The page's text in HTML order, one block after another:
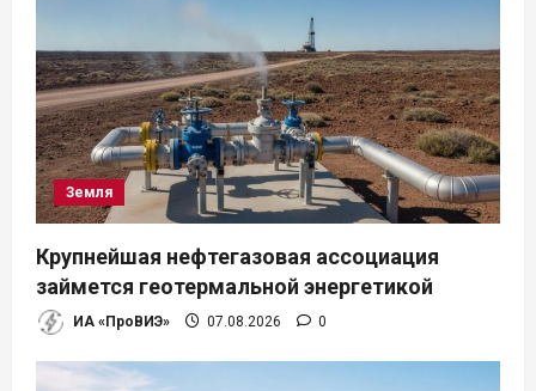
Земля
Крупнейшая нефтегазовая ассоциация
займется геотермальной энергетикой
ИА «ПроВИЭ» 07.08.2026 0